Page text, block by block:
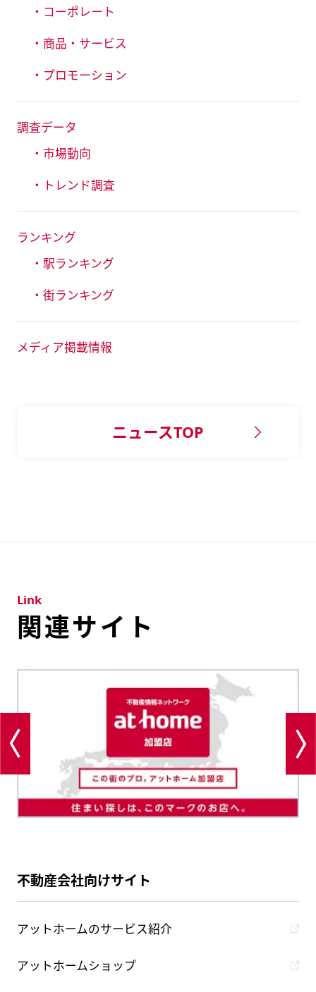
・コーポレート
・商品・サービス
・プロモーション
調査データ
・市場動向
・トレンド調査
ランキング
・駅ランキング
・街ランキング
メディア掲載情報
ニュースTOP
関連サイト
Link
不動産会社向けサイト
アットホームのサービス紹介
アットホームショップ